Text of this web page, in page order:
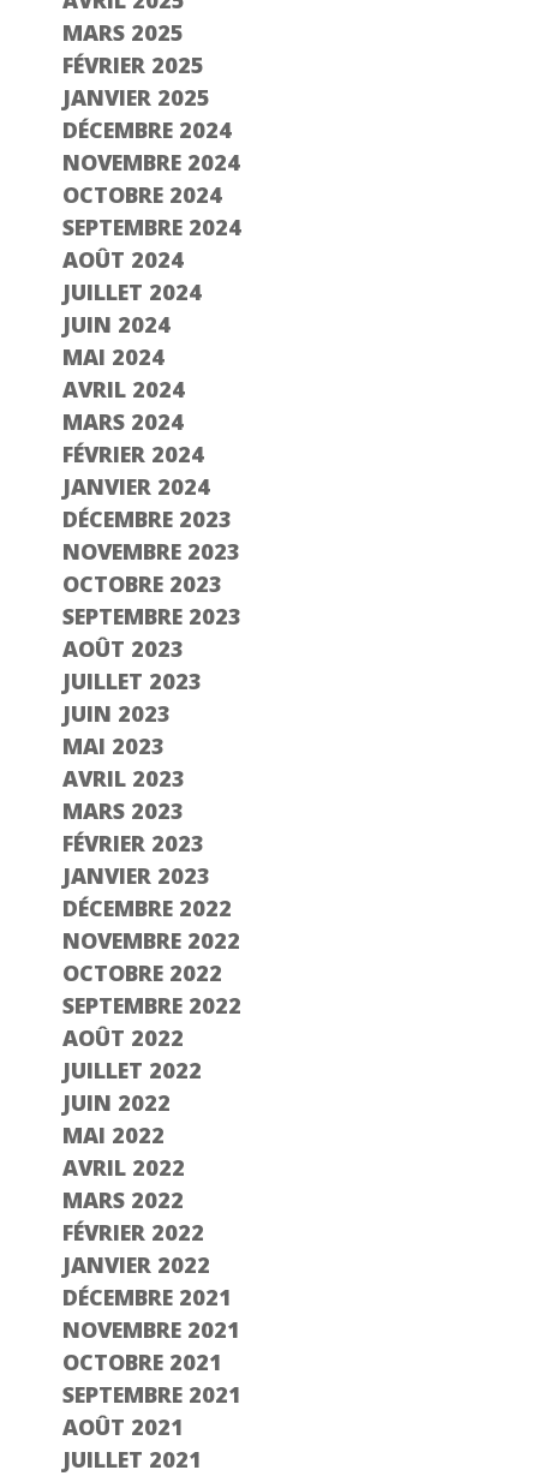
MARS 2025
FÉVRIER 2025
JANVIER 2025
DÉCEMBRE 2024
NOVEMBRE 2024
OCTOBRE 2024
SEPTEMBRE 2024
AOÛT 2024
JUILLET 2024
JUIN 2024
MAI 2024
AVRIL 2024
MARS 2024
FÉVRIER 2024
JANVIER 2024
DÉCEMBRE 2023
NOVEMBRE 2023
OCTOBRE 2023
SEPTEMBRE 2023
AOÛT 2023
JUILLET 2023
JUIN 2023
MAI 2023
AVRIL 2023
MARS 2023
FÉVRIER 2023
JANVIER 2023
DÉCEMBRE 2022
NOVEMBRE 2022
OCTOBRE 2022
SEPTEMBRE 2022
AOÛT 2022
JUILLET 2022
JUIN 2022
MAI 2022
AVRIL 2022
MARS 2022
FÉVRIER 2022
JANVIER 2022
DÉCEMBRE 2021
NOVEMBRE 2021
OCTOBRE 2021
SEPTEMBRE 2021
AOÛT 2021
JUILLET 2021